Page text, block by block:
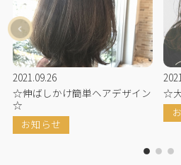
2021.09.26
☆伸ばしかけ簡単ヘアデザイン
☆
お知らせ
☆